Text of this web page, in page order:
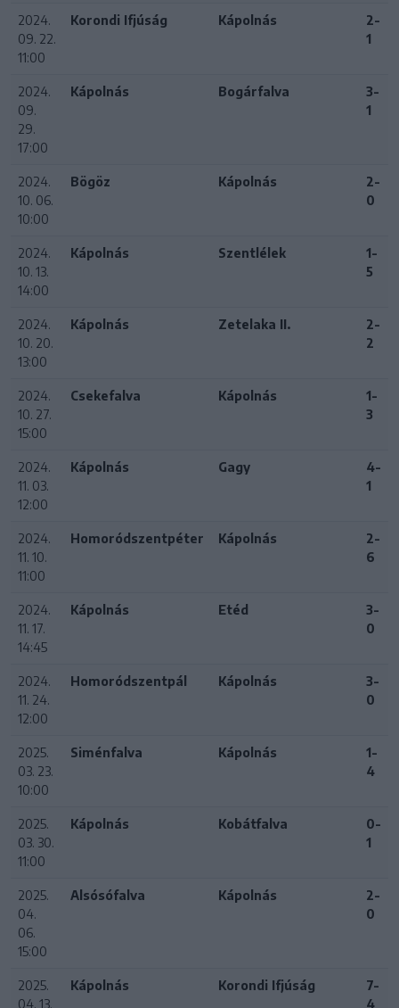
2024.
09. 22.
11:00
Korondi Ifjúság Kápolnás
2-
1
2024.
09.
29.
17:00
Kápolnás Bogárfalva
3-
1
2024.
10. 06.
10:00
Bögöz Kápolnás
2-
0
2024.
10. 13.
14:00
Kápolnás Szentlélek
1-
5
2024.
10. 20.
13:00
Kápolnás Zetelaka II.
2-
2
2024.
10. 27.
15:00
Csekefalva Kápolnás
1-
3
2024.
11. 03.
12:00
Kápolnás Gagy
4-
1
2024.
11. 10.
11:00
Homoródszentpéter Kápolnás
2-
6
2024.
11. 17.
14:45
Kápolnás Etéd
3-
0
2024.
11. 24.
12:00
Homoródszentpál Kápolnás
3-
0
2025.
03. 23.
10:00
Siménfalva Kápolnás
1-
4
2025.
03. 30.
11:00
Kápolnás Kobátfalva
0-
1
2025.
04.
06.
15:00
Alsósófalva Kápolnás
2-
0
2025.
04. 13.
Kápolnás Korondi Ifjúság
7-
4